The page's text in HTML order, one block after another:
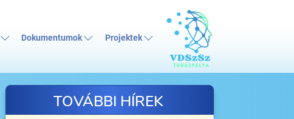
Dokumentumok Projektek
TOVÁBBI HÍREK